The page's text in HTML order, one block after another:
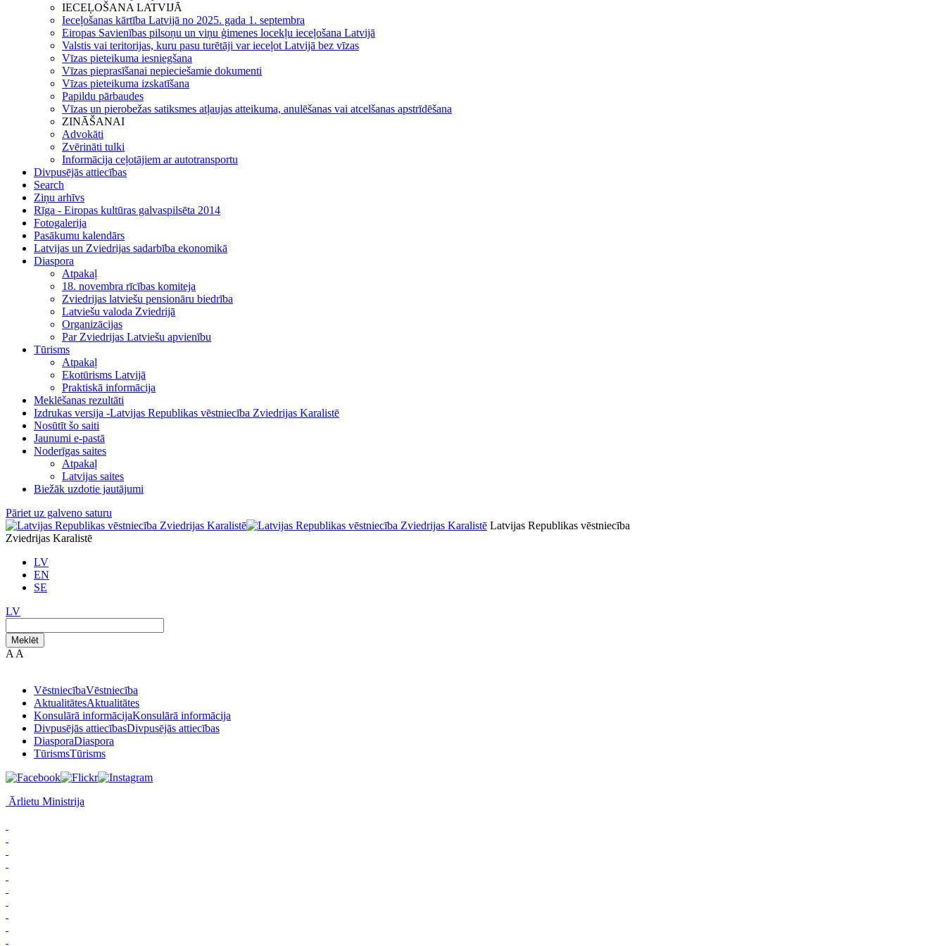
IECEĻOŠANA LATVIJĀ
Ieceļošanas kārtība Latvijā no 2025. gada 1. septembra
Eiropas Savienības pilsoņu un viņu ģimenes locekļu ieceļošana Latvijā
Valstis vai teritorijas, kuru pasu turētāji var ieceļot Latvijā bez vīzas
Vīzas pieteikuma iesniegšana
Vīzas pieprasīšanai nepieciešamie dokumenti
Vīzas pieteikuma izskatīšana
Papildu pārbaudes
Vīzas un pierobežas satiksmes atļaujas atteikuma, anulēšanas vai atcelšanas apstrīdēšana
ZINĀŠANAI
Advokāti
Zvērināti tulki
Informācija ceļotājiem ar autotransportu
Divpusējās attiecības
Search
Ziņu arhīvs
Rīga - Eiropas kultūras galvaspilsēta 2014
Fotogalerija
Pasākumu kalendārs
Latvijas un Zviedrijas sadarbība ekonomikā
Diaspora
Atpakaļ
18. novembra rīcības komiteja
Zviedrijas latviešu pensionāru biedrība
Latviešu valoda Zviedrijā
Organizācijas
Par Zviedrijas Latviešu apvienību
Tūrisms
Atpakaļ
Ekotūrisms Latvijā
Praktiskā informācija
Meklēšanas rezultāti
Izdrukas versija -Latvijas Republikas vēstniecība Zviedrijas Karalistē
Nosūtīt šo saiti
Jaunumi e-pastā
Noderīgas saites
Atpakaļ
Latvijas saites
Biežāk uzdotie jautājumi
Pāriet uz galveno saturu
Latvijas Republikas vēstniecība
Zviedrijas Karalistē
LV
EN
SE
LV
Meklēt
A A
VēstniecībaVēstniecība
AktualitātesAktualitātes
Konsulārā informācijaKonsulārā informācija
Divpusējās attiecībasDivpusējās attiecības
DiasporaDiaspora
TūrismsTūrisms
Ārlietu Ministrija